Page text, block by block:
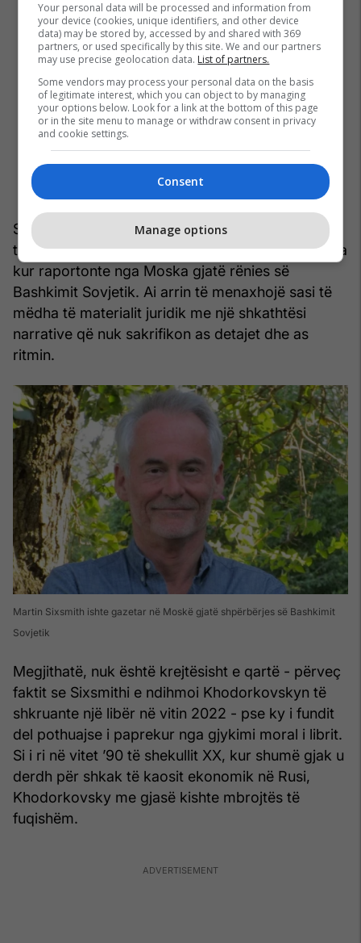
Sixsmith është autor me përvojë të madhe në
temat ruse, njohuritë e të cilit datojnë që nga koha
kur raportonte nga Moska gjatë rënies së
Bashkimit Sovjetik. Ai arrin të menaxhojë sasi të
mëdha të materialit juridik me një shkathtësi
narrative që nuk sakrifikon as detajet dhe as
ritmin.
Martin Sixsmith ishte gazetar në Moskë gjatë shpërbërjes së Bashkimit
Sovjetik
Megjithatë, nuk është krejtësisht e qartë - përveç
faktit se Sixsmithi e ndihmoi Khodorkovskyn të
shkruante një libër në vitin 2022 - pse ky i fundit
del pothuajse i paprekur nga gjykimi moral i librit.
Si i ri në vitet ’90 të shekullit XX, kur shumë gjak u
derdh për shkak të kaosit ekonomik në Rusi,
Khodorkovsky me gjasë kishte mbrojtës të
fuqishëm.
Your personal data will be processed and information from
your device (cookies, unique identifiers, and other device
data) may be stored by, accessed by and shared with 369
partners, or used specifically by this site. We and our partners
may use precise geolocation data. List of partners.
Some vendors may process your personal data on the basis
of legitimate interest, which you can object to by managing
your options below. Look for a link at the bottom of this page
or in the site menu to manage or withdraw consent in privacy
and cookie settings.
Consent
Manage options